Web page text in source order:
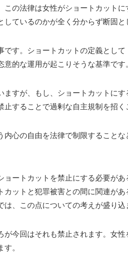
の法律は女性がショートカット
ているのかが全く分からず断固と
す。ショートカットの定義とし
的な運用が起こりそうな基準です。
すが、もし、ショートカットに
することで過剰な自主規制を招く
心の自由を法律で制限すること
ートカットを禁止にする必要が
ットと犯罪被害との間に関連が
、この点についての考えが盛り込
今回はそれも禁止されます。女
。